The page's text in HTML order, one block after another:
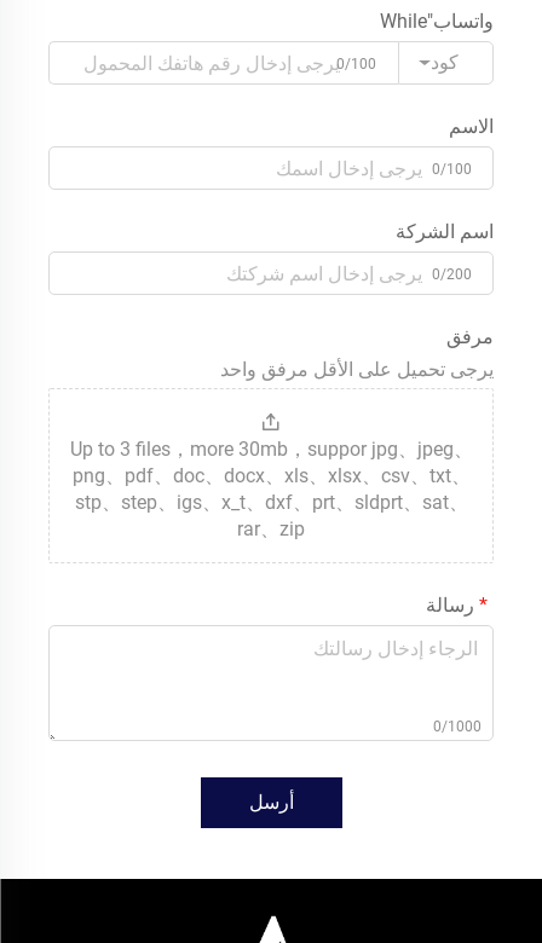
واتساب"While
كود
0/100
الاسم
0/100
اسم الشركة
0/200
مرفق
يرجى تحميل على الأقل مرفق واحد
Up to 3 files，more 30mb，suppor jpg、jpeg、
png、pdf、doc、docx、xls、xlsx、csv、txt、
stp、step、igs、x_t、dxf、prt、sldprt、sat、
rar、zip
رسالة
0/1000
أرسل